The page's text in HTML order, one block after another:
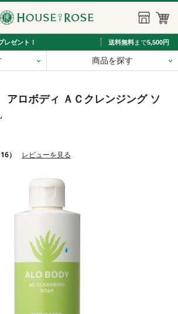
レゼント！ 送料無料まで5,500円
商品を探す
アロボディ ＡＣクレンジング ソ
） レビューを見る